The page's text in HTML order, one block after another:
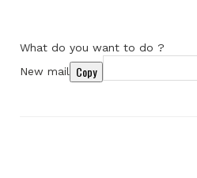
What do you want to do ?
New mail
Copy